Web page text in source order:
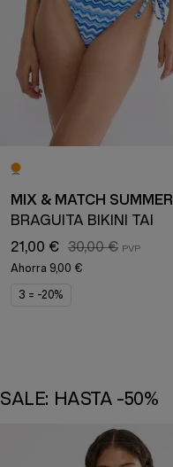
MIX & MATCH SUMMER
BRAGUITA BIKINI TAI
21,00 € 30,00 €
Ahorra 9,00 €
3 = -20%
SALE: HASTA -50%